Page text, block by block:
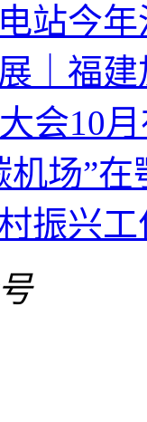
站今
｜福
会10
机场”
振兴